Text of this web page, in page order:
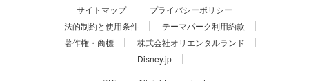
サイトマップ
プライバシーポリシー
法的制約と使用条件
テーマパーク利用約款
著作権・商標
株式会社オリエンタルランド
Disney.jp